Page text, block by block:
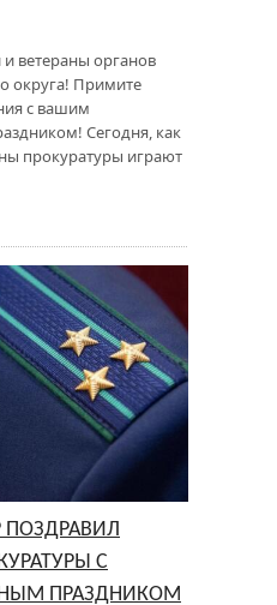
ветераны органов
округа! Примите
с вашим
Сегодня, как
прокуратуры играют
С
ПРАЗДНИКОМ